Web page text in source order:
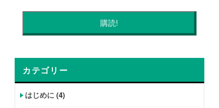
カテゴリー
はじめに(4)